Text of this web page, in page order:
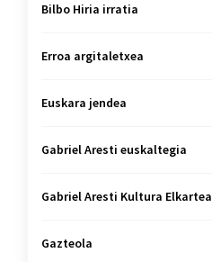
Bilbo Hiria irratia
Erroa argitaletxea
Euskara jendea
Gabriel Aresti euskaltegia
Gabriel Aresti Kultura Elkartea
Gazteola